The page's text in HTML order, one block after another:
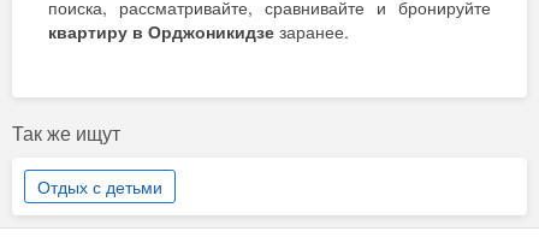
поиска, рассматривайте, сравнивайте и бронируйте
квартиру в Орджоникидзе заранее.
Так же ищут
Отдых с детьми